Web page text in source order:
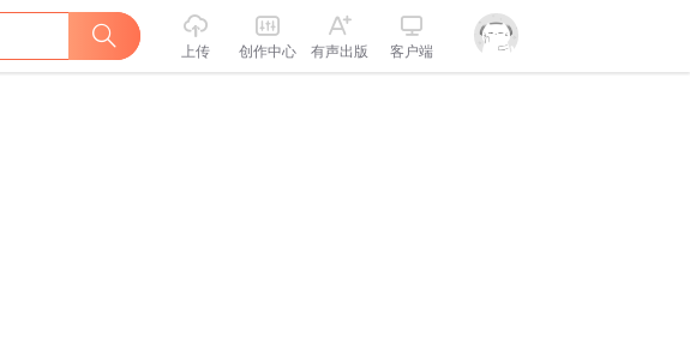
上传 创作中心 有声出版 客户端